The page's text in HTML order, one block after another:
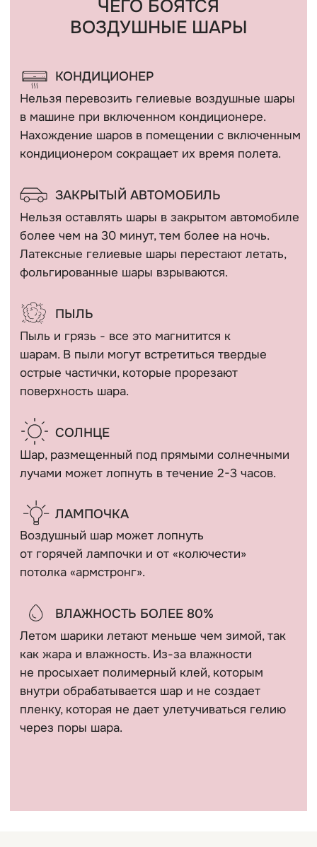
ЛАМПОЧКА
от горячей лампочки и от «колючести»
потолка «армстронг».
как жара и влажность. Из-за влажности
внутри обрабатывается шар и не создает
пленку, которая не дает улетучиваться гелию
через поры шара.
КАТАЛОГ
ИП Кириллова Анастасия Андреевна
ИНН: 540402834284
ОГРН: 323774600080448
Все фотографии на сайте являются интеллектуальной
собственностью автора. Использование либо копирование
без разрешения правообладателя запрещено и влечет
ответственность, предусмотренную действующим
организацией и запрещена на территории России.
Выписка
Мужчинам
Девушкам и женщинам
Девочкам
Оплата и доставка
Рекомендации
О нас
д. 19
Отзывы
ПОКУПАТЕЛЯМ
Гендер пати
WOW наборы
Остальные категории